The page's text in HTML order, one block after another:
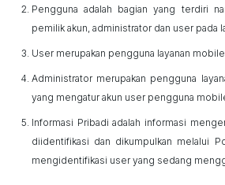
Pengguna adalah bagian yang terdiri
pemilik akun, administratordan userpada
Usermerupakan pengguna layanan
Administratormerupakan pengguna
yang mengatur akun user pengguna
Informasi Pribadi adalah informasi
diidentifikasi dan dikumpulkan melalui
mengidentifikasi useryang sedang